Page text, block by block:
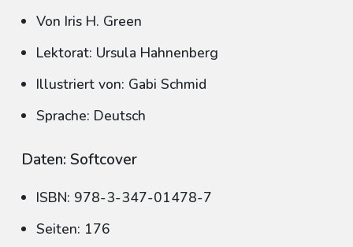
Von Iris H. Green
Lektorat: Ursula Hahnenberg
Illustriert von: Gabi Schmid
Sprache: Deutsch
Daten: Softcover
ISBN: 978-3-347-01478-7
Seiten: 176